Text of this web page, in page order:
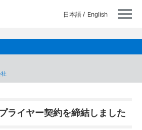
日本語 English
ライヤー契約を締結しました